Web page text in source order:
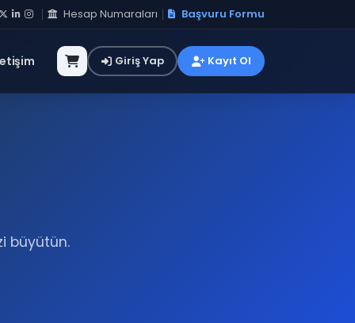
Hesap Numaraları Başvuru Formu
Giriş Yap Kayıt Ol
büyütün.